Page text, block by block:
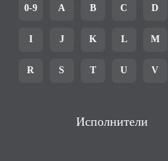
0-9 A B C D
I J K L M
R S T U V
Исполнители